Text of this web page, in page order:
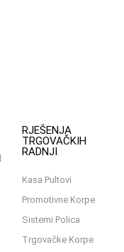
RJEŠENJA
TRGOVAČKIH
RADNJI
Kasa Pultovi
Promotivne Korpe
Sistemi Polica
Trgovačke Korpe